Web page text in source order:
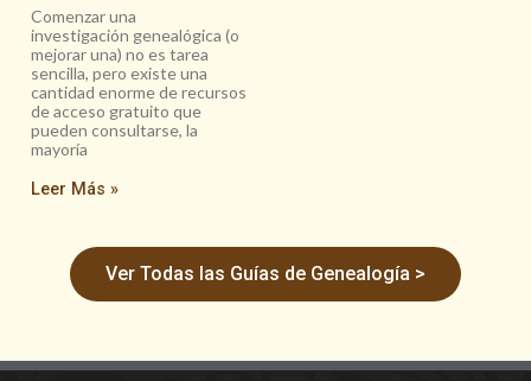
Comenzar una
investigación genealógica (o
mejorar una) no es tarea
sencilla, pero existe una
cantidad enorme de recursos
de acceso gratuito que
pueden consultarse, la
mayoría
Leer Más »
Ver Todas las Guías de Genealogía >